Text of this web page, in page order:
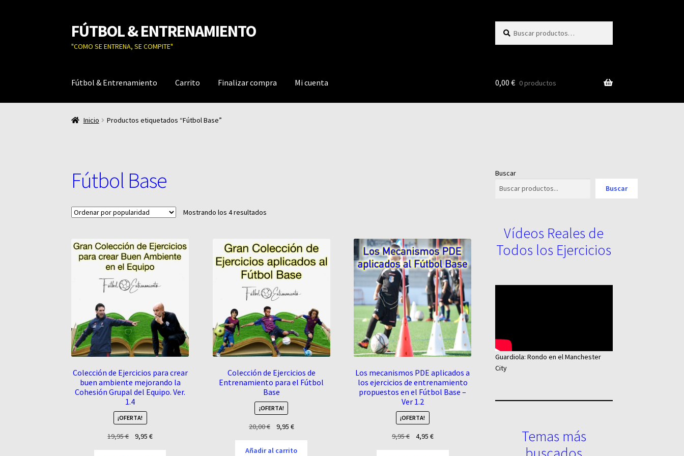
Ir
a
la
Ir
al
contenido
FÚTBOL & ENTRENAMIENTO
"COMO SE ENTRENA, SE COMPITE"
por:
Fútbol & Entrenamiento Carrito Finalizar compra Mi cuenta 0,00 € 0 productos
Inicio Productos etiquetados “Fútbol Base”
Fútbol Base
Mostrando los 4 resultados
Colección de Ejercicios para crear
buen ambiente mejorando la
Cohesión Grupal del Equipo. Ver.
1.4
¡OFERTA!
19,95€
El9,95 €El
Colección de Ejercicios de
Entrenamiento para el Fútbol
Base
¡OFERTA!
20,00€
original
9,95 €El
actual
Añadir al carrito
Los mecanismos PDE aplicados a
los ejercicios de entrenamiento
propuestos en el Fútbol Base –
Ver 1.2
¡OFERTA!
9,95€ 4,95 €El
Buscar
Buscar
Vídeos Reales de
Todos los Ejercicios
Guardiola: Rondo en el Manchester
City
Temas más